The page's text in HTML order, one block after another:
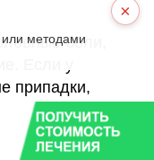
боли,
Если у
припадки,
терапии.
×
или методами